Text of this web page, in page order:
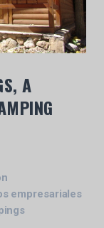
A
empresariales